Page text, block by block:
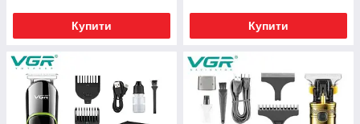
Купити Купити